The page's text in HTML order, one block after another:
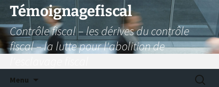
Aller
contenu
Témoignagefiscal
Contrôle fiscal – les dérives du contrôle
fiscal – la lutte pour l'abolition de
Menu